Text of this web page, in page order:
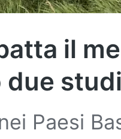
il
due
Paesi